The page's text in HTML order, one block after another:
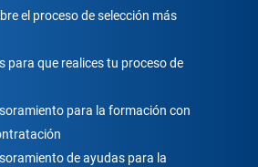
el proceso de selección más
para que realices tu proceso de
para la formación con
de ayudas para la